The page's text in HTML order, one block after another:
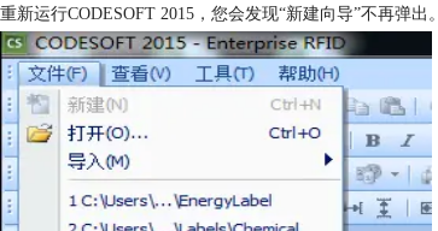
重新运行CODESOFT 2015，您会发现“新建向导”不再弹